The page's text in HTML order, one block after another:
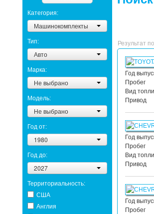
Категория:
Машинокомплекты
Тип:
Авто
Марка:
Не выбрано
Модель:
Не выбрано
Год от:
1980
Год до:
2027
Территориальность:
США
Англия
Результат
Год
Пробег
Вид
Привод
Год
Пробег
Вид
Привод
Год
Пробег